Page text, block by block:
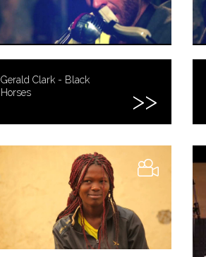
Gerald Clark - Black
Horses